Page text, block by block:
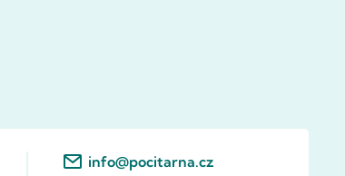
info@pocitarna.cz